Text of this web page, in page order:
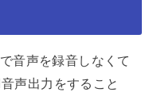
音声を録音しなくて
声出力をすること